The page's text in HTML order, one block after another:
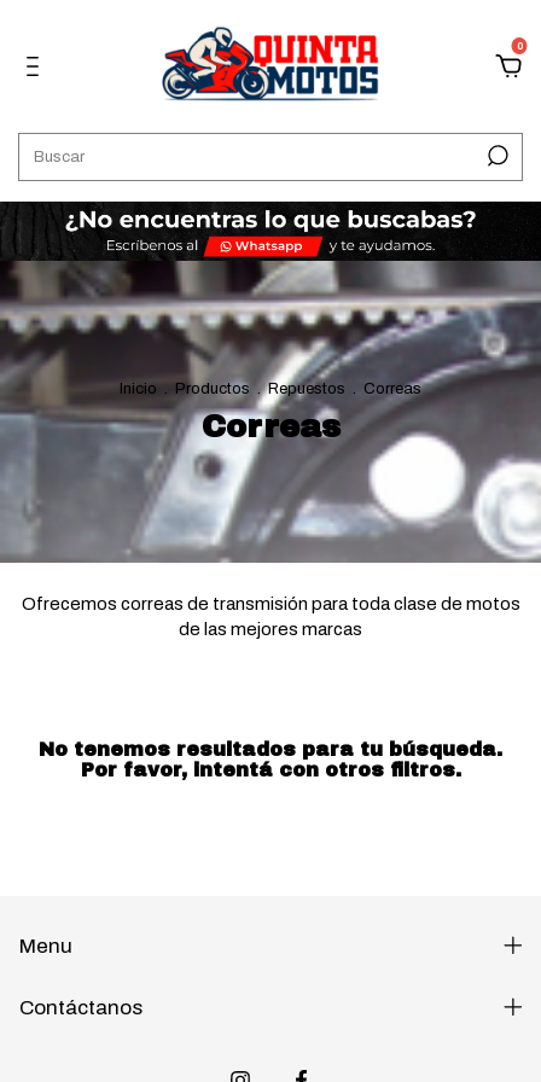
0
Inicio . Productos . Repuestos . Correas
Correas
Ofrecemos correas de transmisión para toda clase de motos
de las mejores marcas
No tenemos resultados para tu búsqueda.
Por favor, intentá con otros filtros.
Menu
Contáctanos